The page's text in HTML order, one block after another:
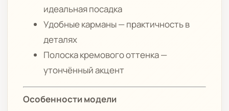
идеальная посадка
Удобные карманы — практичность в
деталях
Полоска кремового оттенка —
утончённый акцент
Особенности модели